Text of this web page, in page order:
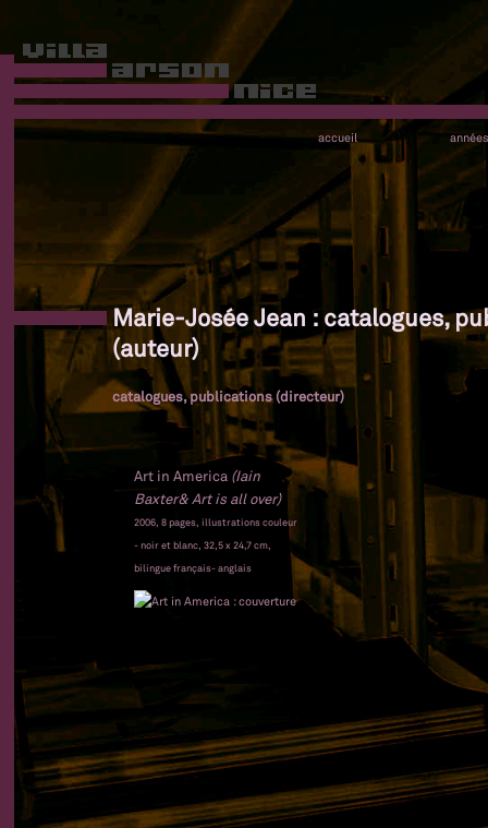
accueil années
Marie-Josée Jean : catalogues,
(auteur)
catalogues, publications (directeur)
Art in America (Iain
Baxter& Art is all over)
2006, 8 pages, illustrations couleur
- noir et blanc, 32,5 x 24,7 cm,
bilingue français- anglais